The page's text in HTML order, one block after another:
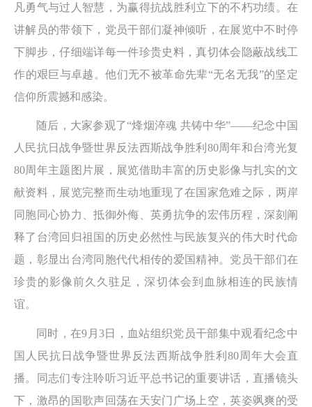
凡勇气与过人智慧，为赢得抗战胜利立下的不朽功绩。在
讲解员的带领下，党员干部们凝神倾听，在展览中不时停
下脚步，仔细端详每一件珍贵史料，真切体会隐蔽战线工
作的艰巨与卓越。他们无不被革命先辈“无名无我”的坚定
信仰所震撼和感染。
随后，大家参观了“烽烟淬魂 共铸中华”——纪念中国
人民抗日战争暨世界反法西斯战争胜利80周年和台湾光复
80周年主题图片展，展览借助丰富的历史影像与扎实的文
献资料，展览完整而生动地重现了在国家危难之际，两岸
同胞同心协力、抵御外侮、英勇抗争的宏伟历程，深刻阐
释了台湾回归祖国的历史必然性与民族复兴的伟大时代命
题，彰显出台湾同胞代代相传的爱国精神。党员干部们在
珍贵的影像前久久驻足，深切体会到血脉相连的民族情
谊。
同时，在9月3日，血站组织党员干部集中观看纪念中
国人民抗日战争暨世界反法西斯战争胜利80周年大会直
播。同志们专注聆听习近平总书记的重要讲话，直播镜头
下，激昂的国歌声回荡在天安门广场上空，英姿飒爽的受